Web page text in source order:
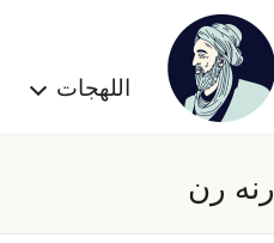
اللهجات
رنه رن